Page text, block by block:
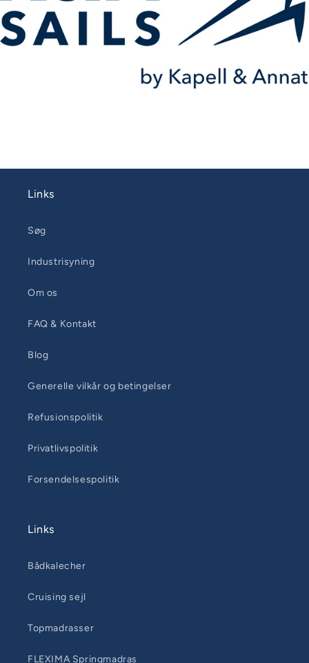
Links
Søg
Industrisyning
Om os
FAQ & Kontakt
Blog
Generelle vilkår og betingelser
Refusionspolitik
Privatlivspolitik
Forsendelsespolitik
Links
Bådkalecher
Cruising sejl
Topmadrasser
FLEXIMA Springmadras